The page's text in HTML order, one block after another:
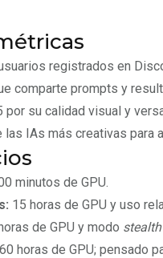
registrados en
comparte prompts y
por su calidad visual y
las IAs más creativas para
minutos de GPU.
15 horas de GPU y uso
de GPU y modo stealth
60 horas de GPU; pensado